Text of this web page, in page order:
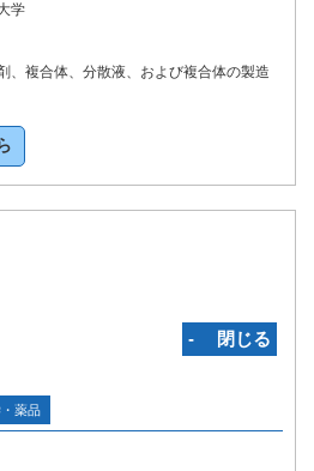
学
、複合体、分散液、および複合体の製造
‐ 閉じる
薬品